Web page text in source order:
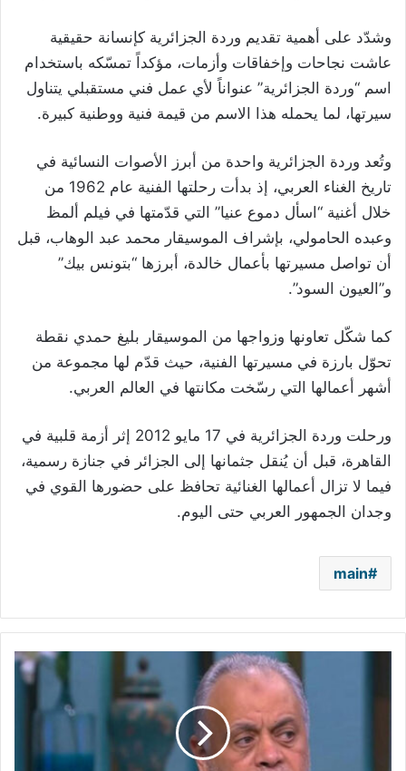
وشدّد على أهمية تقديم وردة الجزائرية كإنسانة حقيقية
عاشت نجاحات وإخفاقات وأزمات، مؤكداً تمسّكه باستخدام
اسم “وردة الجزائرية” عنواناً لأي عمل فني مستقبلي يتناول
سيرتها، لما يحمله هذا الاسم من قيمة فنية ووطنية كبيرة.
وتُعد وردة الجزائرية واحدة من أبرز الأصوات النسائية في
تاريخ الغناء العربي، إذ بدأت رحلتها الفنية عام 1962 من
خلال أغنية “اسأل دموع عنيا” التي قدّمتها في فيلم ألمظ
وعبده الحامولي، بإشراف الموسيقار محمد عبد الوهاب، قبل
أن تواصل مسيرتها بأعمال خالدة، أبرزها “بتونس بيك”
و”العيون السود”.
كما شكّل تعاونها وزواجها من الموسيقار بليغ حمدي نقطة
تحوّل بارزة في مسيرتها الفنية، حيث قدّم لها مجموعة من
أشهر أعمالها التي رسّخت مكانتها في العالم العربي.
ورحلت وردة الجزائرية في 17 مايو 2012 إثر أزمة قلبية في
القاهرة، قبل أن يُنقل جثمانها إلى الجزائر في جنازة رسمية،
فيما لا تزال أعمالها الغنائية تحافظ على حضورها القوي في
وجدان الجمهور العربي حتى اليوم.
main